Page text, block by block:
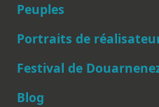
Main
Peuples
Portraits de
Festival de
Blog